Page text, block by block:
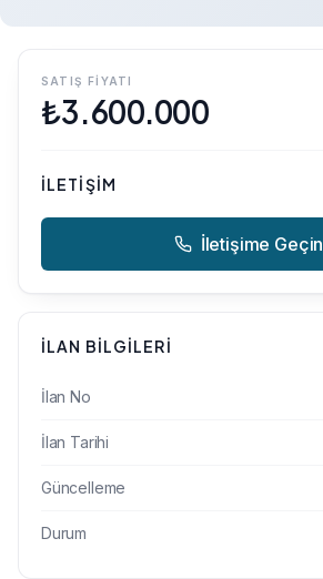
SATIŞ FIYATI
₺3.600.000
İLETIŞIM
İletişime Geçin
İLAN BILGILERI
İlan No
İlan Tarihi
Güncelleme
Durum